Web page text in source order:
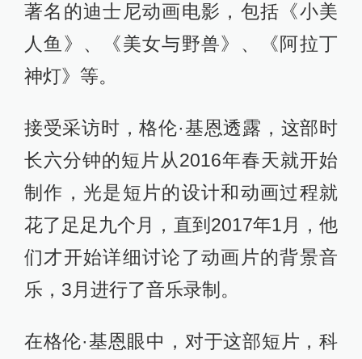
著名的迪士尼动画电影，包括《小美
人鱼》、《美女与野兽》、《阿拉丁
神灯》等。
接受采访时，格伦·基恩透露，这部时
长六分钟的短片从2016年春天就开始
制作，光是短片的设计和动画过程就
花了足足九个月，直到2017年1月，他
们才开始详细讨论了动画片的背景音
乐，3月进行了音乐录制。
在格伦·基恩眼中，对于这部短片，科